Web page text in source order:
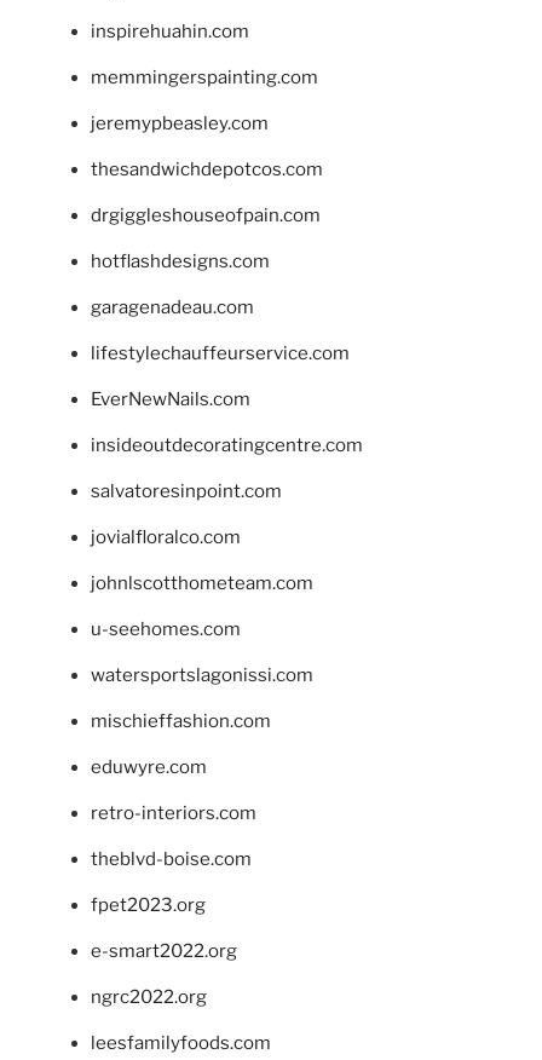
inspirehuahin.com
memmingerspainting.com
jeremypbeasley.com
thesandwichdepotcos.com
drgiggleshouseofpain.com
hotflashdesigns.com
garagenadeau.com
lifestylechauffeurservice.com
EverNewNails.com
insideoutdecoratingcentre.com
salvatoresinpoint.com
jovialfloralco.com
johnlscotthometeam.com
u-seehomes.com
watersportslagonissi.com
mischieffashion.com
eduwyre.com
retro-interiors.com
theblvd-boise.com
fpet2023.org
e-smart2022.org
ngrc2022.org
leesfamilyfoods.com